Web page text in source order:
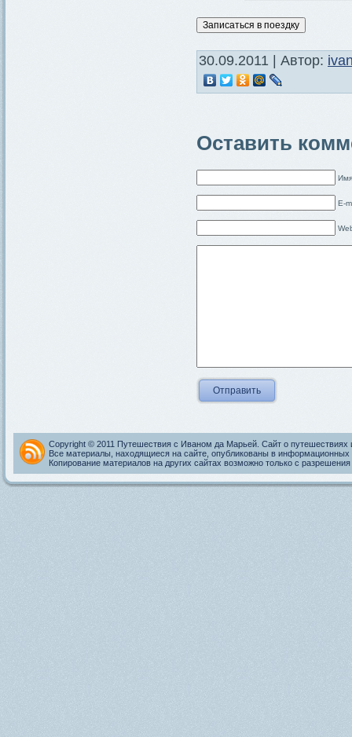
30.09.2011 | Автор:
Оставить
E-
Copyright © 2011 Путешествия с Иваном да Марьей. Сайт о путешествиях
Все материалы, находящиеся на сайте, опубликованы в информационных
Копирование материалов на других сайтах возможно только с разрешения